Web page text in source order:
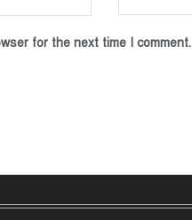
for the next time I comment.